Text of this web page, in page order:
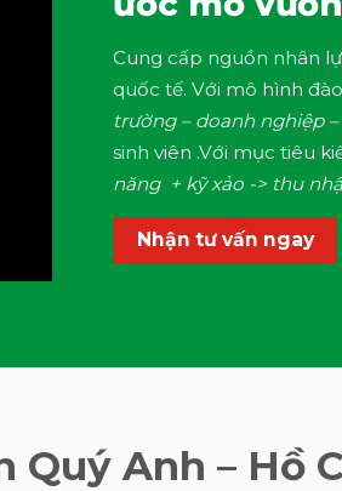
Cung cấp nguồn nhân
quốc tế. Với mô hình
trường – doanh nghiệp
sinh viên .Với mục tiêu
năng + kỹ xảo -> thu
Nhận tư vấn ngay
Anh – Hồ